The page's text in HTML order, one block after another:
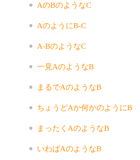
AのBのようなC
AのようにB-C
A-BのようなC
一見AのようなB
まるでAのようなB
ちょうどAか何かのようにB
まったくAのようなB
いわばAのようなB